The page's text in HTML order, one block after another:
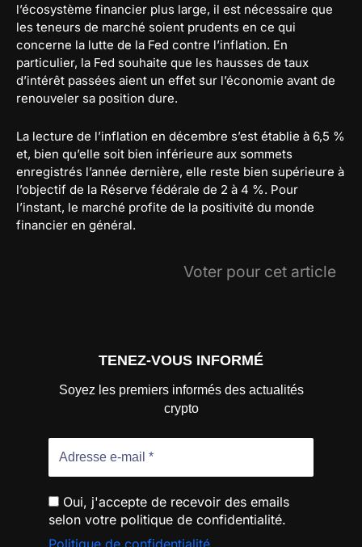
l’écosystème financier plus large, il est nécessaire que
les teneurs de marché soient prudents en ce qui
concerne la lutte de la Fed contre l’inflation. En
particulier, la Fed souhaite que les hausses de taux
d’intérêt passées aient un effet sur l’économie avant de
renouveler sa position dure.
La lecture de l’inflation en décembre s’est établie à 6,5 %
et, bien qu’elle soit bien inférieure aux sommets
enregistrés l’année dernière, elle reste bien supérieure à
l’objectif de la Réserve fédérale de 2 à 4 %. Pour
l’instant, le marché profite de la positivité du monde
financier en général.
Voter pour cet article
TENEZ-VOUS INFORMÉ
Soyez les premiers informés des actualités
crypto
Oui, j'accepte de recevoir des emails
selon votre politique de confidentialité.